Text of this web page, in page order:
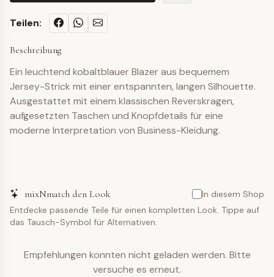
Teilen:
Beschreibung
Ein leuchtend kobaltblauer Blazer aus bequemem
Jersey-Strick mit einer entspannten, langen Silhouette.
Ausgestattet mit einem klassischen Reverskragen,
aufgesetzten Taschen und Knopfdetails für eine
moderne Interpretation von Business-Kleidung.
mixNmatch den Look
In diesem Shop
Entdecke passende Teile für einen kompletten Look. Tippe auf
das Tausch-Symbol für Alternativen.
Empfehlungen konnten nicht geladen werden. Bitte
versuche es erneut.